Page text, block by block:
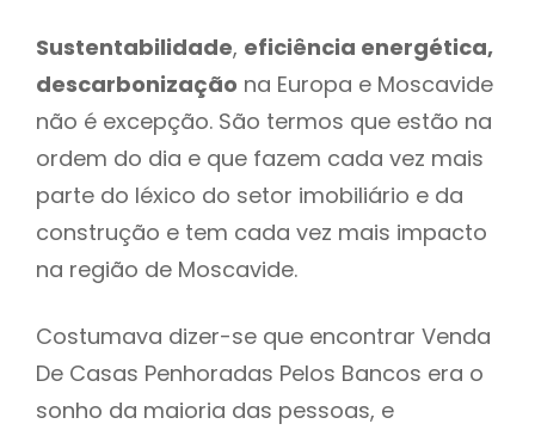
Sustentabilidade, eficiência energética,
descarbonização na Europa e Moscavide
não é excepção. São termos que estão na
ordem do dia e que fazem cada vez mais
parte do léxico do setor imobiliário e da
construção e tem cada vez mais impacto
na região de Moscavide.
Costumava dizer-se que encontrar Venda
De Casas Penhoradas Pelos Bancos era o
sonho da maioria das pessoas, e